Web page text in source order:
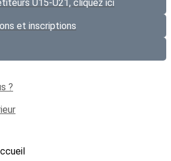
U15-U21, cliquez ici
et inscriptions
?